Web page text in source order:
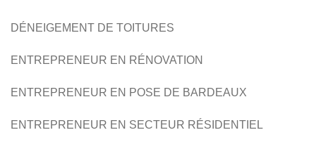
COFFRAGE
DÉNEIGEMENT DE TOITURES
ENTREPRENEUR EN RÉNOVATION
ENTREPRENEUR EN POSE DE BARDEAUX
ENTREPRENEUR EN SECTEUR RÉSIDENTIEL